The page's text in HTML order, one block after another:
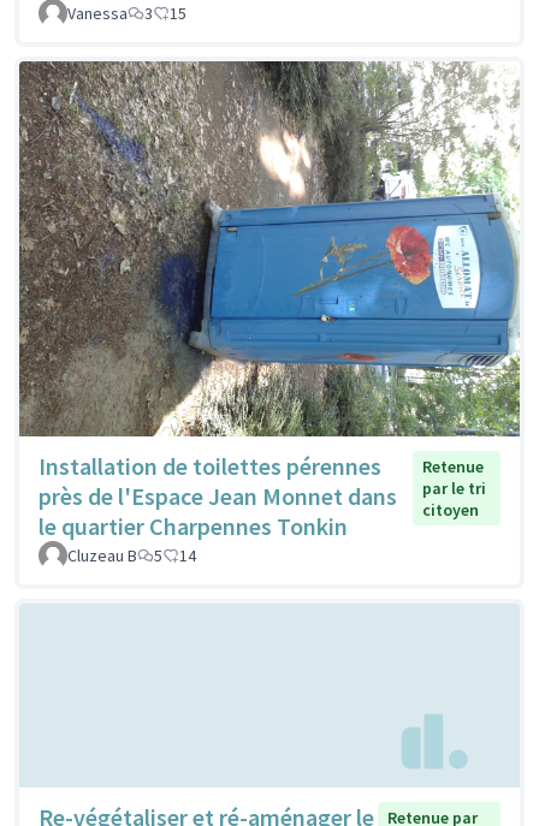
Vanessa
3 15
Installation de toilettes pérennes
près de l'Espace Jean Monnet dans
le quartier Charpennes Tonkin
Retenue
par le tri
citoyen
Cluzeau B 5 14
Re-végétaliser et ré-aménager le Retenue par